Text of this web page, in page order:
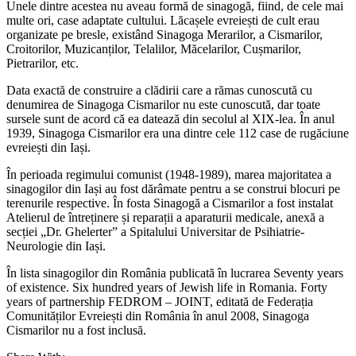
Unele dintre acestea nu aveau formă de sinagogă, fiind, de cele mai
multe ori, case adaptate cultului. Lăcașele evreiești de cult erau
organizate pe bresle, existând Sinagoga Merarilor, a Cismarilor,
Croitorilor, Muzicanților, Telalilor, Măcelarilor, Cușmarilor,
Pietrarilor, etc.
Data exactă de construire a clădirii care a rămas cunoscută cu
denumirea de Sinagoga Cismarilor nu este cunoscută, dar toate
sursele sunt de acord că ea datează din secolul al XIX-lea. În anul
1939, Sinagoga Cismarilor era una dintre cele 112 case de rugăciune
evreiești din Iași.
În perioada regimului comunist (1948-1989), marea majoritatea a
sinagogilor din Iași au fost dărâmate pentru a se construi blocuri pe
terenurile respective. În fosta Sinagogă a Cismarilor a fost instalat
Atelierul de întreținere și reparații a aparaturii medicale, anexă a
secției „Dr. Ghelerter” a Spitalului Universitar de Psihiatrie-
Neurologie din Iași.
În lista sinagogilor din România publicată în lucrarea Seventy years
of existence. Six hundred years of Jewish life in Romania. Forty
years of partnership FEDROM – JOINT, editată de Federația
Comunităților Evreiești din România în anul 2008, Sinagoga
Cismarilor nu a fost inclusă.